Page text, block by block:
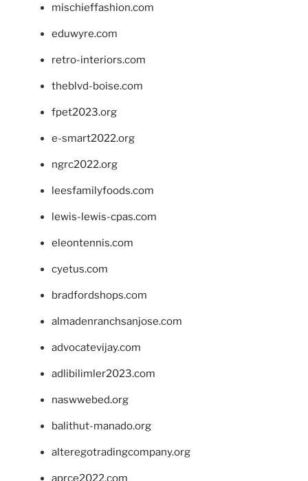
mischieffashion.com
eduwyre.com
retro-interiors.com
theblvd-boise.com
fpet2023.org
e-smart2022.org
ngrc2022.org
leesfamilyfoods.com
lewis-lewis-cpas.com
eleontennis.com
cyetus.com
bradfordshops.com
almadenranchsanjose.com
advocatevijay.com
adlibilimler2023.com
naswwebed.org
balithut-manado.org
alteregotradingcompany.org
aprce2022.com